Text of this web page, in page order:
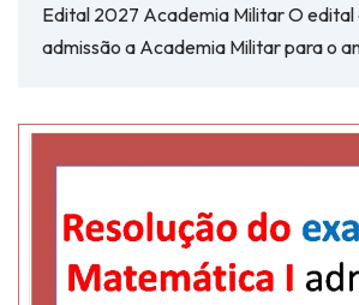
Edital 2027 Academia Militar O edital
admissão a Academia Militar para o